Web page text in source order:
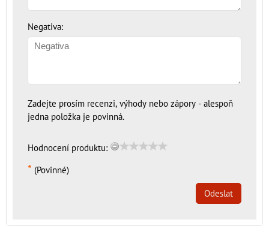
Negativa:
Zadejte prosím recenzi, výhody nebo zápory - alespoň
jedna položka je povinná.
Hodnocení produktu:
* (Povinné)
Odeslat